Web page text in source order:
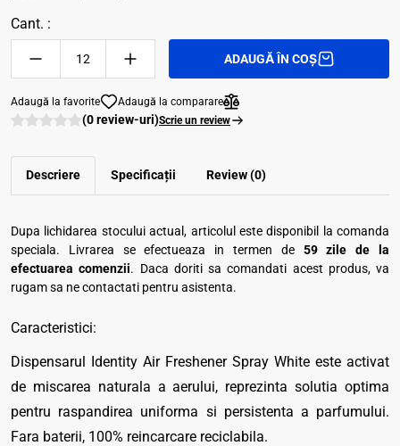
Cant. :
ADAUGĂ ÎN COȘ
Adaugă la favorite Adaugă la comparare
(0 review-uri)Scrie un review
Descriere Specificații Review (0)
Dupa lichidarea stocului actual, articolul este disponibil la comanda
speciala. Livrarea se efectueaza in termen de 59 zile de la
efectuarea comenzii. Daca doriti sa comandati acest produs, va
rugam sa ne contactati pentru asistenta.
Caracteristici:
Dispensarul Identity Air Freshener Spray White este activat
de miscarea naturala a aerului, reprezinta solutia optima
pentru raspandirea uniforma si persistenta a parfumului.
Fara baterii, 100% reincarcare reciclabila.